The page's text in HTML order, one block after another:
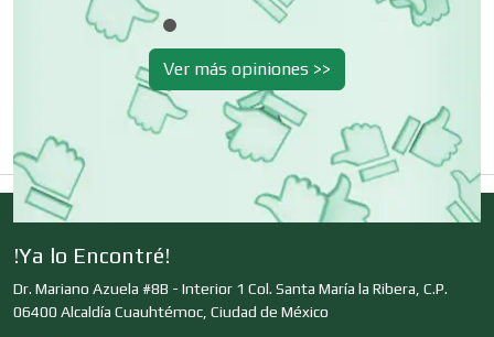
Clínicas de Belleza
Clínicas de Rehabilitación
Clubes Deportivos
Ver más opiniones >>
!Ya lo Encontré!
Dr. Mariano Azuela #8B - Interior 1 Col. Santa María la Ribera, C.P.
06400 Alcaldía Cuauhtémoc, Ciudad de México